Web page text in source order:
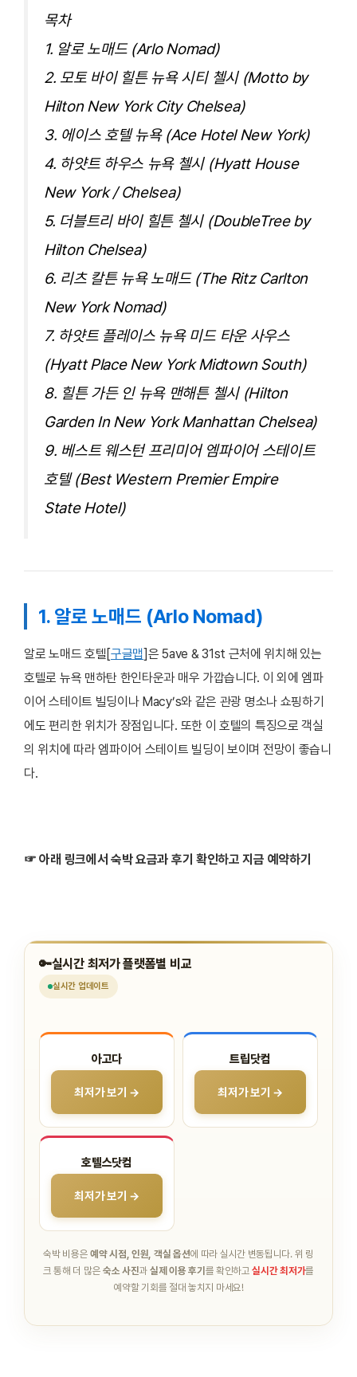
목차
1. 알로 노매드 (Arlo Nomad)
2. 모토 바이 힐튼 뉴욕 시티 첼시 (Motto by
Hilton New York City Chelsea)
3. 에이스 호텔 뉴욕 (Ace Hotel New York)
4. 하얏트 하우스 뉴욕 첼시 (Hyatt House
New York / Chelsea)
5. 더블트리 바이 힐튼 첼시 (DoubleTree by
Hilton Chelsea)
6. 리츠 칼튼 뉴욕 노매드 (The Ritz Carlton
New York Nomad)
7. 하얏트 플레이스 뉴욕 미드 타운 사우스
(Hyatt Place New York Midtown South)
8. 힐튼 가든 인 뉴욕 맨해튼 첼시 (Hilton
Garden In New York Manhattan Chelsea)
9. 베스트 웨스턴 프리미어 엠파이어 스테이트
호텔 (Best Western Premier Empire
State Hotel)
1. 알로 노매드 (Arlo Nomad)
알로 노매드 호텔[구글맵]은 5ave & 31st 근처에 위치해 있는
호텔로 뉴욕 맨하탄 한인타운과 매우 가깝습니다. 이 외에 엠파
이어 스테이트 빌딩이나 Macy’s와 같은 관광 명소나 쇼핑하기
에도 편리한 위치가 장점입니다. 또한 이 호텔의 특징으로 객실
의 위치에 따라 엠파이어 스테이트 빌딩이 보이며 전망이 좋습니
다.
☞ 아래 링크에서 숙박 요금과 후기 확인하고 지금 예약하기
🔑실시간 최저가 플랫폼별 비교
실시간 업데이트
아고다
최저가 보기 →
트립닷컴
최저가 보기 →
호텔스닷컴
최저가 보기 →
숙박 비용은예약 시점, 인원, 객실 옵션에 따라 실시간 변동됩니다.위 링
크 통해 더 많은 숙소 사진과 실제 이용 후기 를 확인하고실시간 최저가를
예약할 기회를 절대 놓치지 마세요!